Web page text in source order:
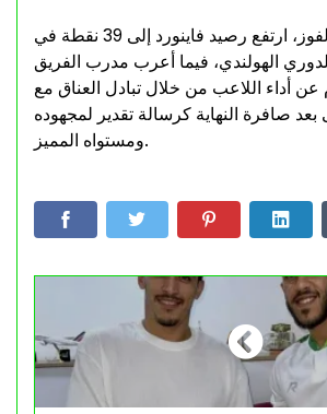
وبفضل هذا الفوز، ارتفع رصيد فاينورد إلى 39 نقطة في
الهولندي، فيما أعرب مدرب الفريق
عن أداء اللاعب من خلال تبادل العناق مع
صافرة النهاية كرسالة تقدير لمجهوده
ومستواه المميز.